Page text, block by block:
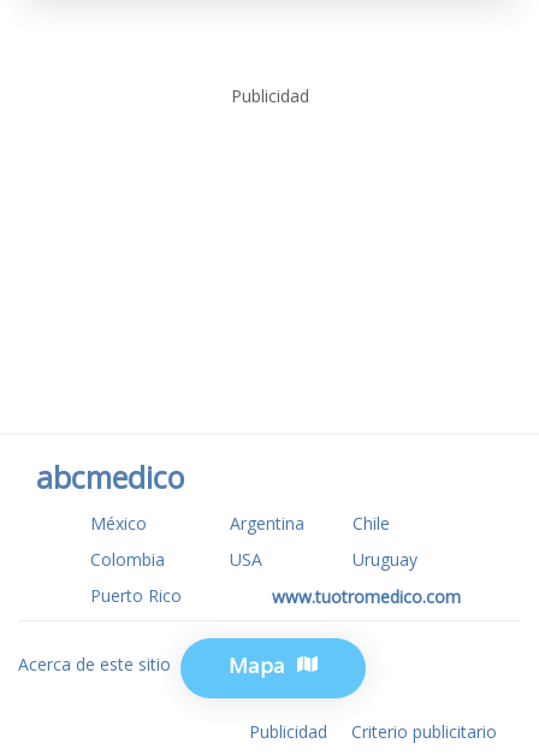
Mapa
Publicidad
abcmedico
México Argentina
Chile
Colombia
USA
Uruguay
Puerto Rico
www.tuotromedico.com
Acerca de este sitio Privacidad
Publicidad Criterio publicitario